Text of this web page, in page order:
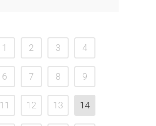
1 2 3 4
6 7 8 9
11 12 13 14